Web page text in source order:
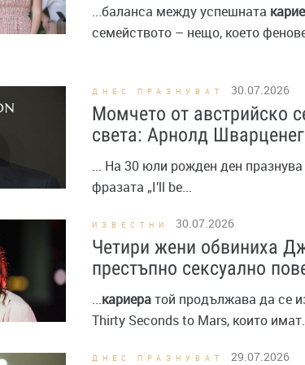
...баланса между успешната
семейството – нещо, което
ДНЕС ПРАЗНУВАТ 30.07.2026
Момчето от австрийско
света: Арнолд
... На 30 юли рожден ден празнува
фразата „I’ll be...
ИЗВЕСТНИ 30.07.2026
Четири жени обвиниха
престъпно сексуално
...кариератой продължава да се
Thirty Seconds to Mars, които
ДНЕС ПРАЗНУВАТ 29.07.2026